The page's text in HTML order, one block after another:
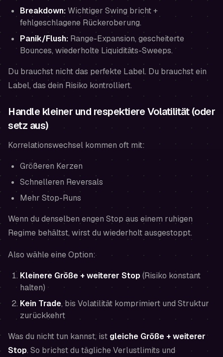
Breakdown:Wichtiger Swing bricht +
fehlgeschlagene Rückeroberung.
Panik/Flush: Range-Expansion, gescheiterte
Bounces, wiederholte Liquiditäts-Sweeps.
Du brauchst nicht das perfekte Label. Du brauchst ein
Label, das dein Risiko kontrolliert.
Handle kleiner und respektiere Volatilität (oder
setz aus)
Korrelationswechsel kommen oft mit:
Größeren Kerzen
Schnelleren Reversals
Mehr Stop-Runs
Wenn du denselben engen Stop aus einem ruhigen
Regime behältst, wirst du wiederholt ausgestoppt.
Also wähle eine Option:
Kleinere Größe + weiterer Stop(Risiko konstant
halten)
Kein Trade, bis Volatilität komprimiert und Struktur
zurückkehrt
Was du nicht tun kannst, ist gleiche Größe + weiterer
Stop. So brichst du tägliche Verlustlimits und